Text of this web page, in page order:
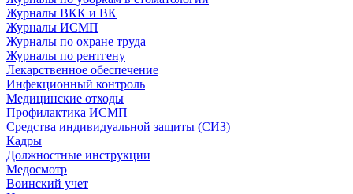
Журналы ВКК и ВК
Журналы ИСМП
Журналы по охране труда
Журналы по рентгену
Лекарственное обеспечение
Инфекционный контроль
Медицинские отходы
Профилактика ИСМП
Средства индивидуальной защиты (СИЗ)
Кадры
Должностные инструкции
Медосмотр
Воинский учет